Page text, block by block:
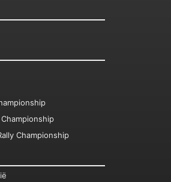
Championship
Championship